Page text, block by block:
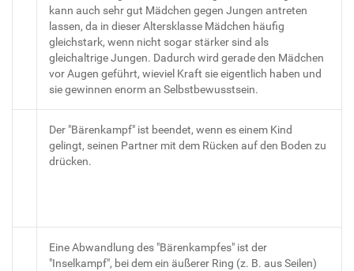
kann auch sehr gut Mädchen gegen Jungen antreten
lassen, da in dieser Altersklasse Mädchen häufig
gleichstark, wenn nicht sogar stärker sind als
gleichaltrige Jungen. Dadurch wird gerade den Mädchen
vor Augen geführt, wieviel Kraft sie eigentlich haben und
sie gewinnen enorm an Selbstbewusstsein.
Der "Bärenkampf" ist beendet, wenn es einem Kind
gelingt, seinen Partner mit dem Rücken auf den Boden zu
drücken.
Eine Abwandlung des "Bärenkampfes" ist der
"Inselkampf", bei dem ein äußerer Ring (z. B. aus Seilen)